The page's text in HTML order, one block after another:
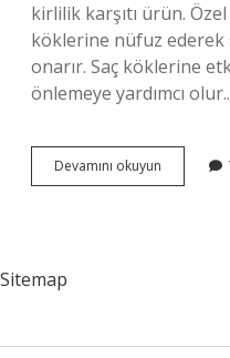
kirlilik karşıtı ürün.
köklerine nüfuz ederek
onarır. Saç köklerine
önlemeye yardımcı
Devamını okuyun
Derma
Sitemap